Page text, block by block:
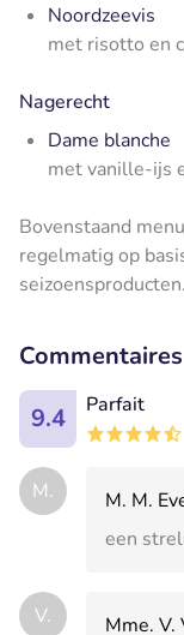
Noordzeevis
met risotto en
Nagerecht
Dame blanche
met vanille-ijs
Bovenstaand
regelmatig op
seizoensproducten.
Commentaires
9.4
Parfait
M.
M. M.
een
V.
Mme. V.